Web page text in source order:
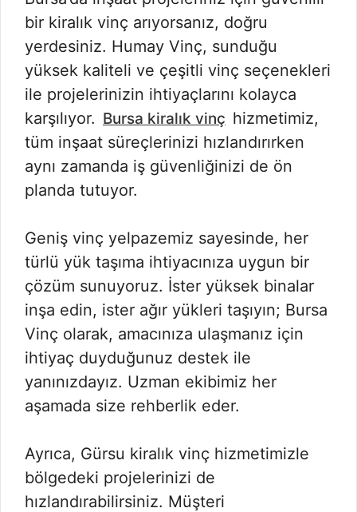
bir kiralık vinç arıyorsanız, doğru
yerdesiniz. Humay Vinç, sunduğu
yüksek kaliteli ve çeşitli vinç seçenekleri
ile projelerinizin ihtiyaçlarını kolayca
karşılıyor. Bursa kiralık vinç hizmetimiz,
tüm inşaat süreçlerinizi hızlandırırken
aynı zamanda iş güvenliğinizi de ön
planda tutuyor.
Geniş vinç yelpazemiz sayesinde, her
türlü yük taşıma ihtiyacınıza uygun bir
çözüm sunuyoruz. İster yüksek binalar
inşa edin, ister ağır yükleri taşıyın; Bursa
Vinç olarak, amacınıza ulaşmanız için
ihtiyaç duyduğunuz destek ile
yanınızdayız. Uzman ekibimiz her
aşamada size rehberlik eder.
Ayrıca, Gürsu kiralık vinç hizmetimizle
bölgedeki projelerinizi de
hızlandırabilirsiniz. Müşteri